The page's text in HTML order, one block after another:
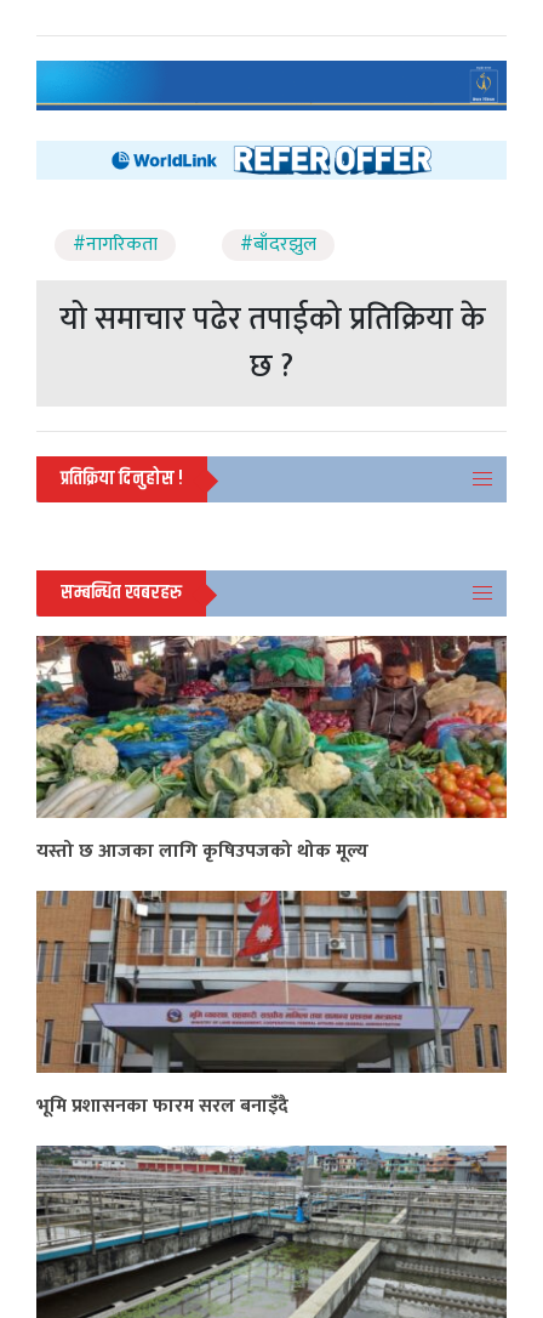
#नागरिकता #बाँदरझुल
यो समाचार पढेर तपाईको प्रतिक्रिया के
छ ?
प्रतिक्रिया दिनुहोस !
सम्बन्धित खबरहरु
यस्तो छ आजका लागि कृषिउपजको थोक मूल्य
भूमि प्रशासनका फारम सरल बनाइँदै